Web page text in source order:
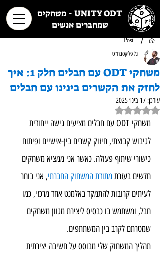
UNITY ODT - משחקים
שמחברים אנשים
/
Post
משחקי ODT עם חבלים חלק 1: איך
לחזק את הקשרים בינינו עם חבלים
גל פליקסברודט
עודכן: 17 בינו׳ 2025
דירוג של NaN מתוך 5 כוכבים
משחקי ODT עם חבלים מציעים גישה ייחודית
לגיבוש קבוצתי, חיזוק קשרים בין-אישיים ופיתוח
כישורי שיתוף פעולה. כאשר אני ממציא משחקים
חדשים בעזרת מתודת המשחוק החברתי, אני בוחר
לעיתים קרובות להתמקד באלמנט אחד מרכזי, כמו
חבל, ומשתמש בו כבסיס ליצירת מגוון משחקים
שמטרתם לקרב בין המשתתפים.
תהליך המשחוק שלי מבוסס על חשיבה יצירתית